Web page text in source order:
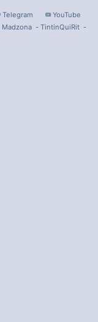
Telegram
YouTube
Madzona- TintinQuiRit-